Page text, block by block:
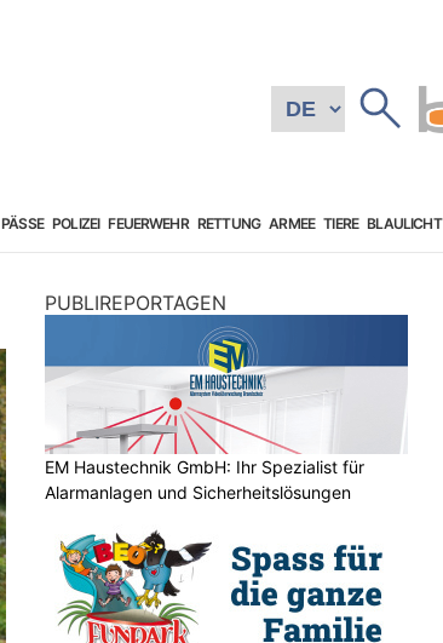
PÄSSE POLIZEI FEUERWEHR RETTUNG ARMEE TIERE BLAULICHT
PUBLIREPORTAGEN
EM Haustechnik GmbH: Ihr Spezialist für
Alarmanlagen und Sicherheitslösungen